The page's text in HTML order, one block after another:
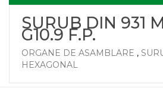
SURUB DIN 931
G10.9 F.P.
ORGANE DE ASAMBLARE ,
HEXAGONAL